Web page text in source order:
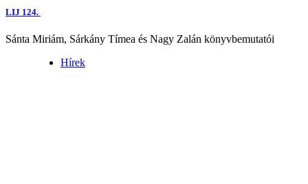
LIJ 124.
Sánta Miriám, Sárkány Tímea és Nagy Zalán könyvbemutatói
Hírek